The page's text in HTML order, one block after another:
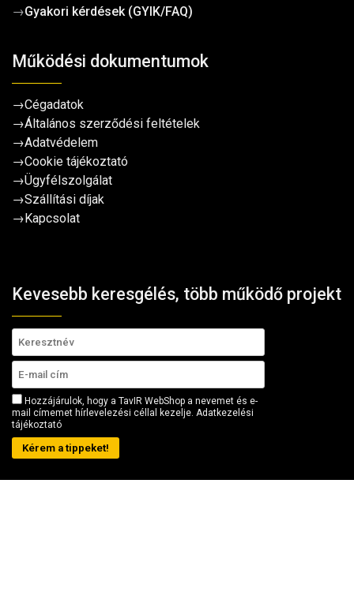
→Gyakori kérdések (GYIK/FAQ)
Működési dokumentumok
→Cégadatok
→Általános szerződési feltételek
→Adatvédelem
→Cookie tájékoztató
→Ügyfélszolgálat
→Szállítási díjak
→ Kapcsolat
Kevesebb keresgélés, több működő projekt
Hozzájárulok, hogy a TavIR WebShop a nevemet és e-
mail címemet hírlevelezési céllal kezelje. Adatkezelési
tájékoztató
Kérem a tippeket!